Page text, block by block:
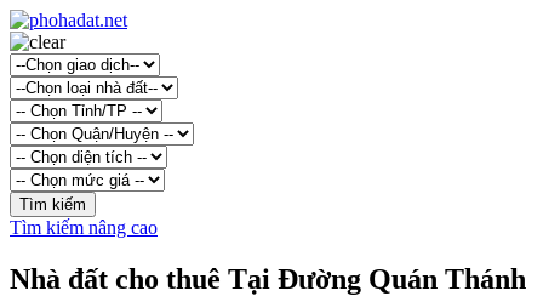
Tìm kiếm nâng cao
Nhà đất cho thuê Tại Đường Quán Thánh